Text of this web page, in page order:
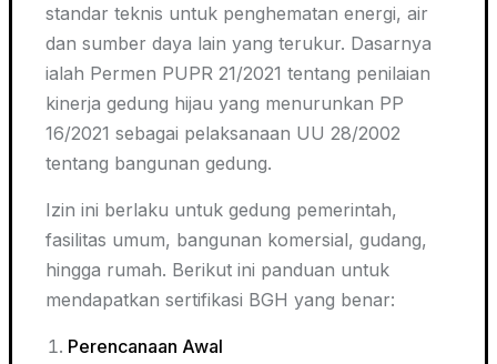
standar teknis untuk penghematan energi, air
dan sumber daya lain yang terukur. Dasarnya
ialah Permen PUPR 21/2021 tentang penilaian
kinerja gedung hijau yang menurunkan PP
16/2021 sebagai pelaksanaan UU 28/2002
tentang bangunan gedung.
Izin ini berlaku untuk gedung pemerintah,
fasilitas umum, bangunan komersial, gudang,
hingga rumah. Berikut ini panduan untuk
mendapatkan sertifikasi BGH yang benar:
Perencanaan Awal